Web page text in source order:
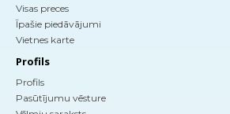
Visas preces
Īpašie piedāvājumi
Vietnes karte
Profils
Profils
Pasūtījumu vēsture